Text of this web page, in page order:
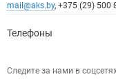
mail@aks.by, +375 (29) 500
Телефоны
Следите за нами в